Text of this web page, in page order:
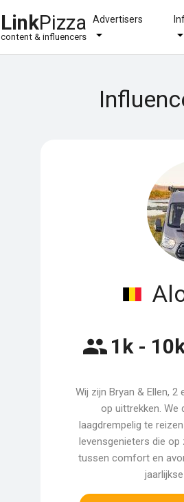
LinkPizza
content & influencers
Advertisers
1k -
Wij zijn Bryan & Ellen,
op uittrekken. We
laagdrempelig te
levensgenieters die op
tussen comfort en